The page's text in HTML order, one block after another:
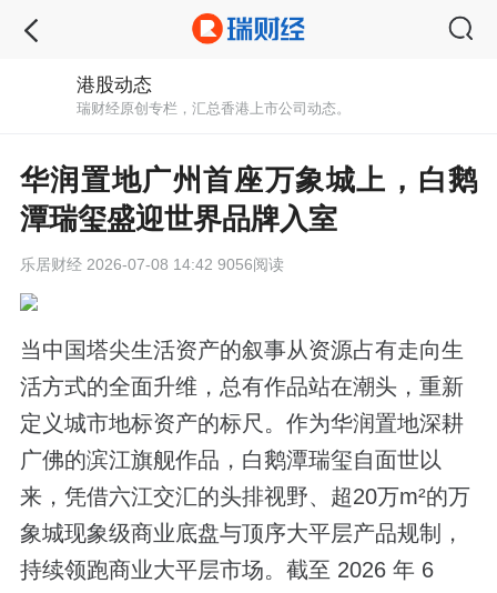
港股动态
瑞财经原创专栏，汇总香港上市公司动态。
华润置地广州首座万象城上，白鹅
潭瑞玺盛迎世界品牌入室
乐居财经2026-07-08 14:42 9056阅读
当中国塔尖生活资产的叙事从资源占有走向生
活方式的全面升维，总有作品站在潮头，重新
定义城市地标资产的标尺。作为华润置地深耕
广佛的滨江旗舰作品，白鹅潭瑞玺自面世以
来，凭借六江交汇的头排视野、超20万m²的万
象城现象级商业底盘与顶序大平层产品规制，
持续领跑商业大平层市场。截至 2026 年 6